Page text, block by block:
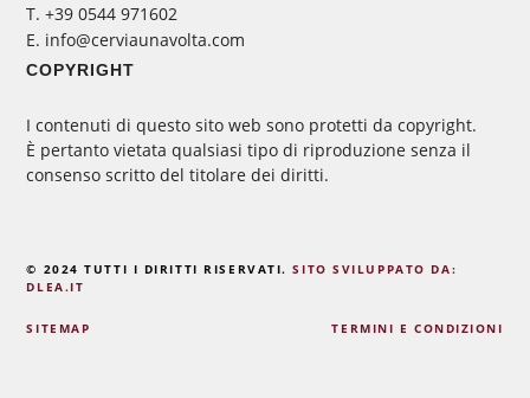
‭T. +39 0544 971602
E. info@cerviaunavolta.com
COPYRIGHT
I contenuti di questo sito web sono protetti da copyright.
È pertanto vietata qualsiasi tipo di riproduzione senza il
consenso scritto del titolare dei diritti.
© 2024 TUTTI I DIRITTI RISERVATI.SITO SVILUPPATO DA:
DLEA.IT
SITEMAP TERMINI E CONDIZIONI